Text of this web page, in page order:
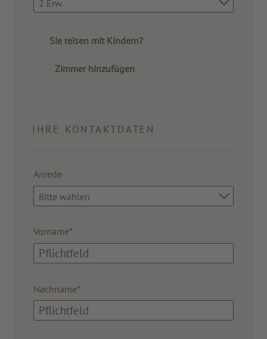
2 Erw.
Sie reisen mit Kindern?
Zimmer hinzufügen
IHRE KONTAKTDATEN
Anrede
Bitte wählen
Vorname*
Nachname*